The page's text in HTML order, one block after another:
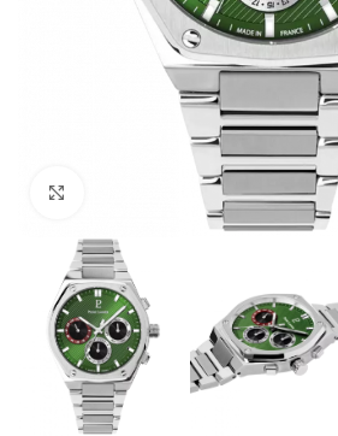
Click to enlarge